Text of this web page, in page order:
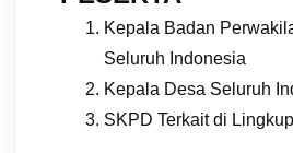
Kepala Badan
Seluruh Indonesia
Kepala Desa Seluruh
SKPD Terkait di